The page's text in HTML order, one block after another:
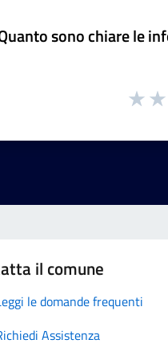
sono chiare le
il comune
le domande frequenti
Assistenza